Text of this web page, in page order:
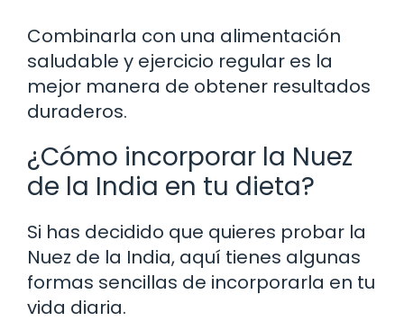
Combinarla con una alimentación
saludable y ejercicio regular es la
mejor manera de obtener resultados
duraderos.
¿Cómo incorporar la Nuez
de la India en tu dieta?
Si has decidido que quieres probar la
Nuez de la India, aquí tienes algunas
formas sencillas de incorporarla en tu
vida diaria.